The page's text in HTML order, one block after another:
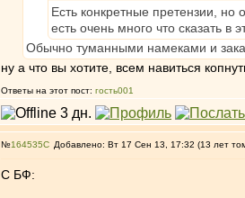
Есть конкретные претензии, но
есть очень много что сказать в
Обычно туманными намеками и
ну а что вы хотите, всем навиться
Ответы на этот пост: гость001
№164535 Добавлено: Вт 17 Сен 13, 17:32 (13 лет
C БФ: